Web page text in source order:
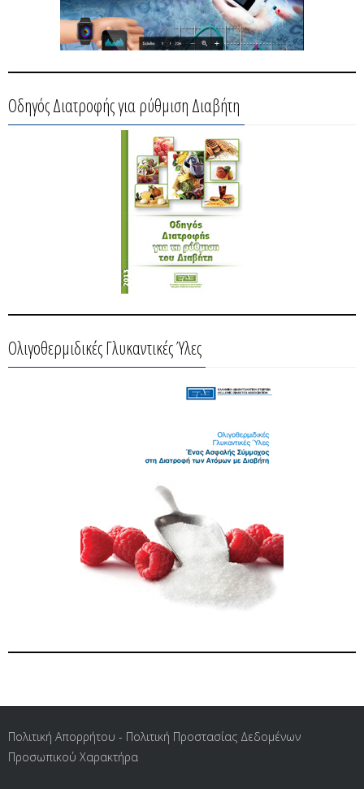
Οδηγός Διατροφής για ρύθμιση Διαβήτη
Ολιγοθερμιδικές Γλυκαντικές Ύλες
Πολιτική Απορρήτου - Πολιτική Προστασίας Δεδομένων
Προσωπικού Χαρακτήρα